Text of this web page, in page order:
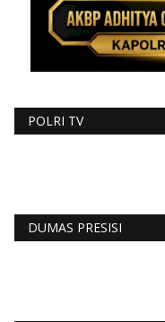
POLRI TV
DUMAS PRESISI